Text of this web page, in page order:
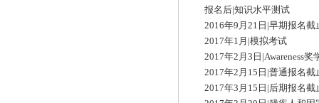
报名后|知识水平测试
2016年9月21日|早期报名截
2017年1月|模拟考试
2017年2月3日|Awareness奖
2017年2月15日|普通报名截
2017年3月15日|后期报名截